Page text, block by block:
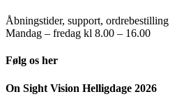
Åbningstider, support, ordrebestilling
Mandag – fredag kl 8.00 – 16.00
Følg os her
On Sight Vision Helligdage 2026